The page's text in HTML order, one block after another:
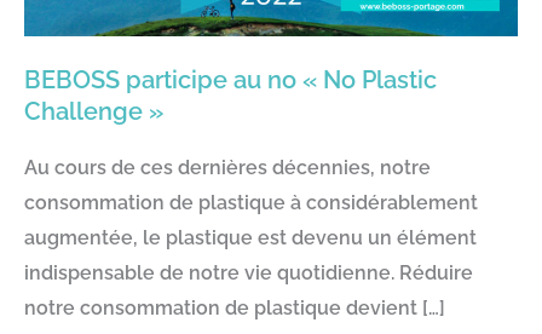
BEBOSS participe au no « No Plastic
Challenge »
Au cours de ces dernières décennies, notre
consommation de plastique à considérablement
augmentée, le plastique est devenu un élément
indispensable de notre vie quotidienne. Réduire
notre consommation de plastique devient […]